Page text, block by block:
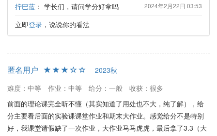
拧巴蓝 ： 学长们，请问学分好拿吗 2024年2月22日 03:53
立即登录 ，说说你的看法
匿名用户
2023秋
难度：中等
作业：中等 给分：一般
收获：很多
前面的理论课完全听不懂（其实知道了用处也不大，纯了解），给
分主要看后面的实验课课堂作业和期末大作业。感觉给分不是特别
好，我课堂请假缺了一次作业，大作业马马虎虎，最后拿了3.3（大